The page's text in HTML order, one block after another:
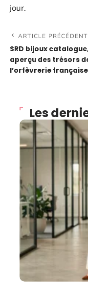
jour.
ARTICLE PRÉCÉDENT
SRD bijoux
aperçu des trésors
l’orfèvrerie française
Les